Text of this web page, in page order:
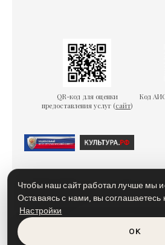
QR-код для оценки
предоставления услуг (сайт)
Код
Гарантии безопасности
Политика конфиденциальности
Доступная среда
Чтобы наш сайт работал лучше мы
Оставаясь с нами, вы соглашаетесь
Настройки
OK